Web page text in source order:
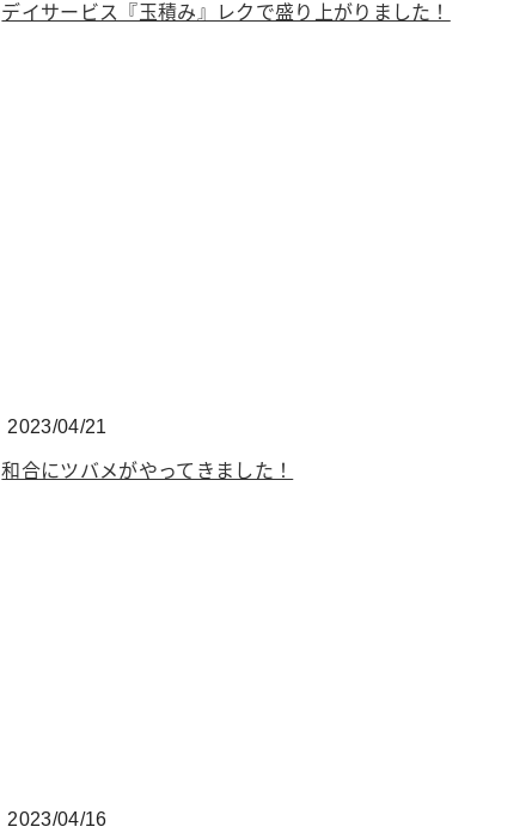
デイサービス『玉積み』レクで盛り上がりました！
2023/04/21
和合にツバメがやってきました！
2023/04/16